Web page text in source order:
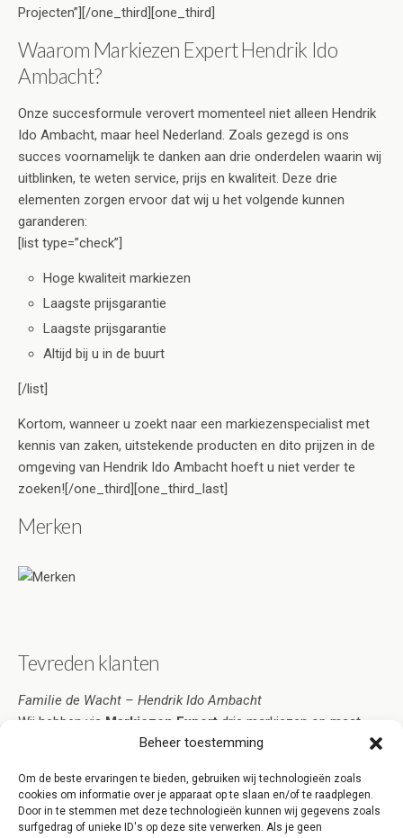
Beheer toestemming
Om de beste ervaringen te bieden, gebruiken wij technologieën zoals
cookies om informatie over je apparaat op te slaan en/of te raadplegen.
Door in te stemmen met deze technologieën kunnen wij gegevens zoals
surfgedrag of unieke ID's op deze site verwerken. Als je geen
Projecten”][/one_third][one_third]
Waarom Markiezen Expert Hendrik Ido
Ambacht?
Onze succesformule verovert momenteel niet alleen Hendrik
Ido Ambacht, maar heel Nederland. Zoals gezegd is ons
succes voornamelijk te danken aan drie onderdelen waarin wij
uitblinken, te weten service, prijs en kwaliteit. Deze drie
elementen zorgen ervoor dat wij u het volgende kunnen
garanderen:
[list type=”check”]
Hoge kwaliteit markiezen
Laagste prijsgarantie
Laagste prijsgarantie
Altijd bij u in de buurt
[/list]
Kortom, wanneer u zoekt naar een markiezenspecialist met
kennis van zaken, uitstekende producten en dito prijzen in de
omgeving van Hendrik Ido Ambacht hoeft u niet verder te
zoeken![/one_third][one_third_last]
Merken
Tevreden klanten
Familie de Wacht – Hendrik Ido Ambacht
Wij hebben via Markiezen Expert drie markiezen op maat
laten maken en laten monteren. De service is uitstekend,
Ambacht dan ook adviseren indien u op zoek bent naar een
betrouwbare leverancier!
[clear][/one_third_last]